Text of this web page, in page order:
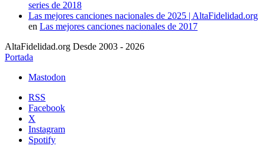
series de 2018
Las mejores canciones nacionales de 2025 | AltaFidelidad.org
en Las mejores canciones nacionales de 2017
AltaFidelidad.org Desde 2003 - 2026
Portada
Mastodon
RSS
Facebook
X
Instagram
Spotify